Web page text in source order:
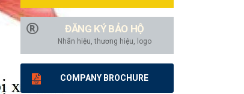
ĐĂNG KÝ BẢO HỘ
Nhãn hiệu, thương hiệu, logo
COMPANY BROCHURE